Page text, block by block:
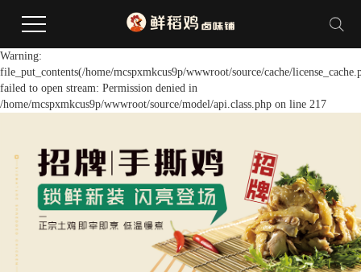
Warning:
file_put_contents(/home/mcspxmkcus9p/wwwroot/source/cache/
failed to open stream: Permission denied in
/home/mcspxmkcus9p/wwwroot/source/model/api.class.php on line 217